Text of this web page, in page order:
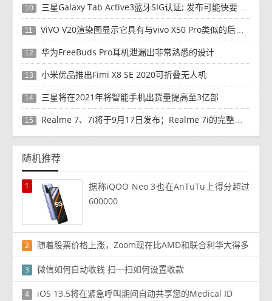
10 三星Galaxy Tab Active3蓝牙SIG认证; 发布可能快要结束了
11 ViVO V20渲染图显示它具有与vivo X50 Pro类似的后部设计
12 华为FreeBuds Pro耳机泄漏出非常熟悉的设计
13 小米优品推出Fimi X8 SE 2020可折叠无人机
14 三星将在2021年将智能手机出货量提高至3亿部
15 Realme 7、7i将于9月17日发布；Realme 7i的完整规格并导致泄漏
随机推荐
1
据称iQOO Neo 3也在AnTuTu上得分超过
600000
2 随着股票价格上涨，Zoom现在比AMD和联合利华大得多
3 微信如何自动收钱 扫一扫如何设置收款
4 iOS 13.5将在紧急呼叫期间自动共享您的Medical ID